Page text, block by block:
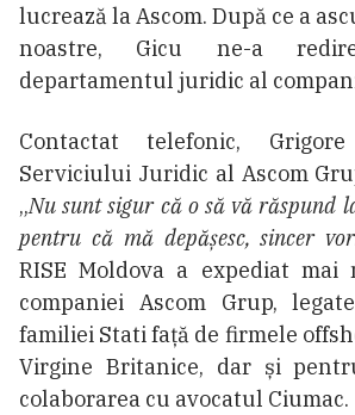
lucrează la Ascom. După ce a
noastre, Gicu ne-a
departamentul juridic al
Contactat telefonic,
Serviciului Juridic al Ascom
„Nu sunt sigur că o să vă răspund
pentru că mă depășesc, sincer
RISE Moldova a expediat
companiei Ascom Grup,
familiei Stati față de firmele
Virgine Britanice, dar și
colaborarea cu avocatul Ciumac.